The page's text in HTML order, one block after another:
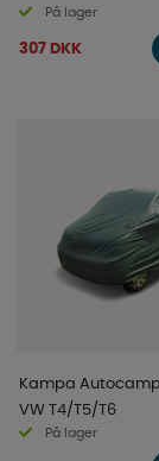
På lager
307 DKK
Kampa
VW T4/T5/T6
På lager